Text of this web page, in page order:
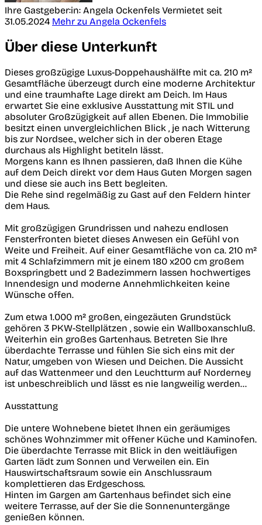
Ihre Gastgeber:in: Angela Ockenfels Vermietet seit
31.05.2024 Mehr zu Angela Ockenfels
Über diese Unterkunft
Dieses großzügige Luxus-Doppehaushälfte mit ca. 210 m²
Gesamtfläche überzeugt durch eine moderne Architektur
und eine traumhafte Lage direkt am Deich. Im Haus
erwartet Sie eine exklusive Ausstattung mit STIL und
absoluter Großzügigkeit auf allen Ebenen. Die Immobilie
besitzt einen unvergleichlichen Blick , je nach Witterung
bis zur Nordsee., welcher sich in der oberen Etage
durchaus als Highlight betiteln lässt.
Morgens kann es Ihnen passieren, daß Ihnen die Kühe
auf dem Deich direkt vor dem Haus Guten Morgen sagen
und diese sie auch ins Bett begleiten.
Die Rehe sind regelmäßig zu Gast auf den Feldern hinter
dem Haus.
Mit großzügigen Grundrissen und nahezu endlosen
Fensterfronten bietet dieses Anwesen ein Gefühl von
Weite und Freiheit. Auf einer Gesamtfläche von ca. 210 m²
mit 4 Schlafzimmern mit je einem 180 x200 cm großem
Boxspringbett und 2 Badezimmern lassen hochwertiges
Innendesign und moderne Annehmlichkeiten keine
Wünsche offen.
Zum etwa 1.000 m² großen, eingezäuten Grundstück
gehören 3 PKW-Stellplätzen , sowie ein Wallboxanschluß.
Weiterhin ein großes Gartenhaus. Betreten Sie Ihre
überdachte Terrasse und fühlen Sie sich eins mit der
Natur, umgeben von Wiesen und Deichen. Die Aussicht
auf das Wattenmeer und den Leuchtturm auf Norderney
ist unbeschreiblich und lässt es nie langweilig werden…
Ausstattung
Die untere Wohnebene bietet Ihnen ein geräumiges
schönes Wohnzimmer mit offener Küche und Kaminofen.
Die überdachte Terrasse mit Blick in den weitläufigen
Garten lädt zum Sonnen und Verweilen ein. Ein
Hauswirtschaftsraum sowie ein Anschlussraum
komplettieren das Erdgeschoss.
Hinten im Gargen am Gartenhaus befindet sich eine
weitere Terrasse, auf der Sie die Sonnenuntergänge
genießen können.